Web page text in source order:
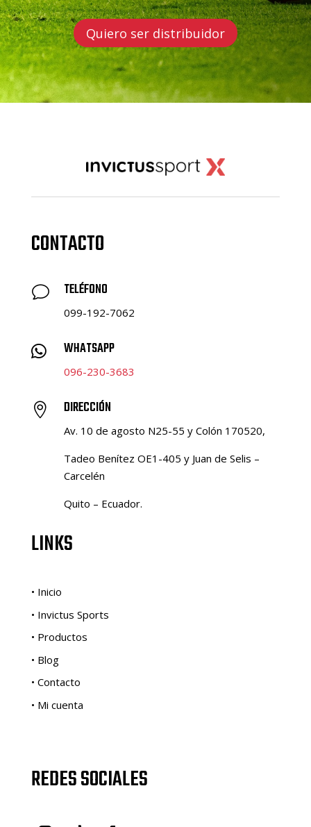
Quiero ser distribuidor
CONTACTO
v TELÉFONO
099-192-7062
 WHATSAPP
096-230-3683
 DIRECCIÓN
Av. 10 de agosto N25-55 y Colón 170520,
Tadeo Benítez OE1-405 y Juan de Selis –
Carcelén
Quito – Ecuador.
LINKS
• Inicio
• Invictus Sports
• Productos
• Blog
• Contacto
• Mi cuenta
REDES SOCIALES